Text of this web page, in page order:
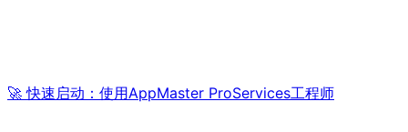
🚀 快速启动：使用AppMaster ProServices工程师